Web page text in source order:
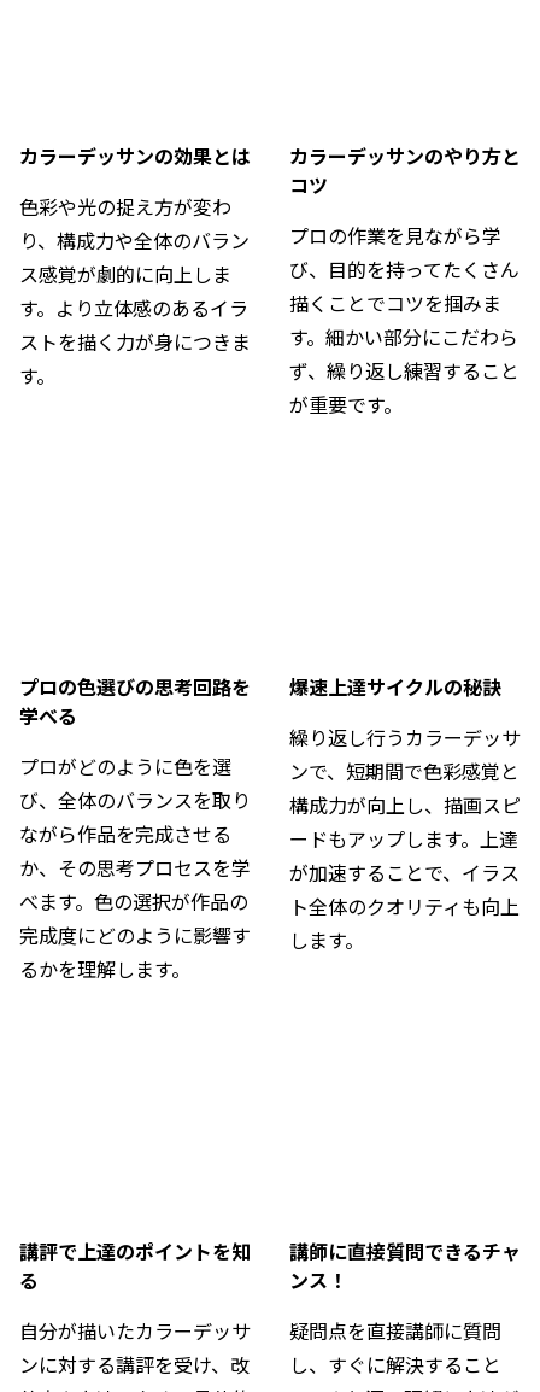
カラーデッサンの効果とは
色彩や光の捉え方が変わ
り、構成力や全体のバラン
ス感覚が劇的に向上しま
す。より立体感のあるイラ
ストを描く力が身につきま
す。
カラーデッサンのやり方と
コツ
プロの作業を見ながら学
び、目的を持ってたくさん
描くことでコツを掴みま
す。細かい部分にこだわら
ず、繰り返し練習すること
が重要です。
プロの色選びの思考回路を
学べる
プロがどのように色を選
び、全体のバランスを取り
ながら作品を完成させる
か、その思考プロセスを学
べます。色の選択が作品の
完成度にどのように影響す
るかを理解します。
爆速上達サイクルの秘訣
繰り返し行うカラーデッサ
ンで、短期間で色彩感覚と
構成力が向上し、描画スピ
ードもアップします。上達
が加速することで、イラス
ト全体のクオリティも向上
します。
講評で上達のポイントを知
る
自分が描いたカラーデッサ
ンに対する講評を受け、改
講師に直接質問できるチャ
ンス！
疑問点を直接講師に質問
し、すぐに解決すること